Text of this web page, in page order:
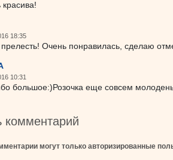
18:35
прелесть! Очень понравилась, сделаю
10:31
большое:)Розочка еще совсем
комментарий
могут только авторизированные